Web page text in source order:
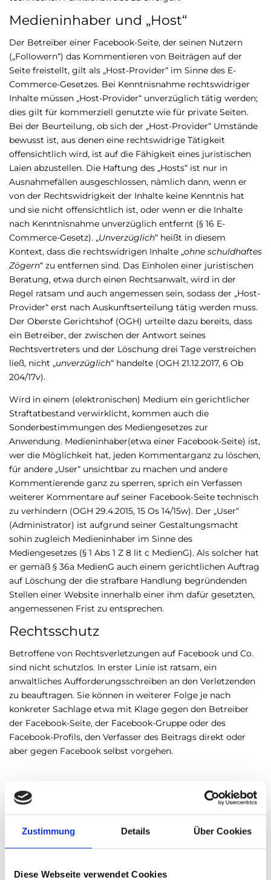
Zustimmung Details Über Cookies
Diese Webseite verwendet Cookies
Medieninhaber und „Host“
Der Betreiber einer Facebook-Seite, der seinen Nutzern
(„Followern“) das Kommentieren von Beiträgen auf der
Seite freistellt, gilt als „Host-Provider“ im Sinne des E-
Commerce-Gesetzes. Bei Kenntnisnahme rechtswidriger
Inhalte müssen „Host-Provider“ unverzüglich tätig werden;
dies gilt für kommerziell genutzte wie für private Seiten.
Bei der Beurteilung, ob sich der „Host-Provider“ Umstände
bewusst ist, aus denen eine rechtswidrige Tätigkeit
offensichtlich wird, ist auf die Fähigkeit eines juristischen
Laien abzustellen. Die Haftung des „Hosts“ ist nur in
Ausnahmefällen ausgeschlossen, nämlich dann, wenn er
von der Rechtswidrigkeit der Inhalte keine Kenntnis hat
und sie nicht offensichtlich ist, oder wenn er die Inhalte
nach Kenntnisnahme unverzüglich entfernt (§ 16 E-
Commerce-Gesetz). „Unverzüglich“ heißt in diesem
Kontext, dass die rechtswidrigen Inhalte „ohne schuldhaftes
Zögern“ zu entfernen sind. Das Einholen einer juristischen
Beratung, etwa durch einen Rechtsanwalt, wird in der
Regel ratsam und auch angemessen sein, sodass der „Host-
Provider“ erst nach Auskunftserteilung tätig werden muss.
Der Oberste Gerichtshof (OGH) urteilte dazu bereits, dass
ein Betreiber, der zwischen der Antwort seines
Rechtsvertreters und der Löschung drei Tage verstreichen
ließ, nicht „unverzüglich“ handelte (OGH 21.12.2017, 6 Ob
204/17v).
Wird in einem (elektronischen) Medium ein gerichtlicher
Straftatbestand verwirklicht, kommen auch die
Sonderbestimmungen des Mediengesetzes zur
Anwendung. Medieninhaber(etwa einer Facebook-Seite) ist,
wer die Möglichkeit hat, jeden Kommentarganz zu löschen,
für andere „User“ unsichtbar zu machen und andere
Kommentierende ganz zu sperren, sprich ein Verfassen
weiterer Kommentare auf seiner Facebook-Seite technisch
zu verhindern (OGH 29.4.2015, 15 Os 14/15w). Der „User“
(Administrator) ist aufgrund seiner Gestaltungsmacht
sohin zugleich Medieninhaber im Sinne des
Mediengesetzes (§ 1 Abs 1 Z 8 lit c MedienG). Als solcher hat
er gemäß § 36a MedienG auch einem gerichtlichen Auftrag
auf Löschung der die strafbare Handlung begründenden
Stellen einer Website innerhalb einer ihm dafür gesetzten,
angemessenen Frist zu entsprechen.
Rechtsschutz
Betroffene von Rechtsverletzungen auf Facebook und Co.
sind nicht schutzlos. In erster Linie ist ratsam, ein
anwaltliches Aufforderungsschreiben an den Verletzenden
zu beauftragen. Sie können in weiterer Folge je nach
konkreter Sachlage etwa mit Klage gegen den Betreiber
der Facebook-Seite, der Facebook-Gruppe oder des
Facebook-Profils, den Verfasser des Beitrags direkt oder
aber gegen Facebook selbst vorgehen.